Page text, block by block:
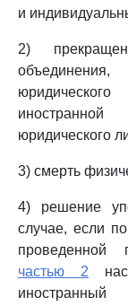
и
2)
юридического
3) смерть
4) решение
случае, если
проведенной
частью 2